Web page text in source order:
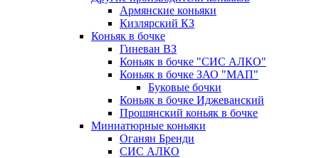
Армянские коньяки
Кизлярский КЗ
Коньяк в бочке
Гиневан ВЗ
Коньяк в бочке "СИС АЛКО"
Коньяк в бочке ЗАО "МАП"
Буковые бочки
Коньяк в бочке Иджеванский
Прошянский коньяк в бочке
Миниатюрные коньяки
Оганян Бренди
СИС АЛКО